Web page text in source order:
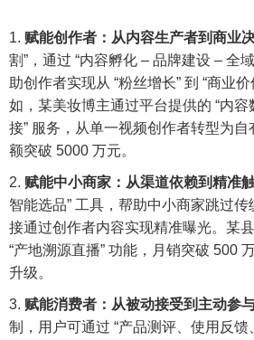
赋能创作者：从内容生产者到商业
割”，通过 “内容孵化 – 品牌建设 – 全
助创作者实现从 “粉丝增长” 到 “商业
如，某美妆博主通过平台提供的 “内
接” 服务，从单一视频创作者转型为
额突破 5000 万元。
赋能中小商家：从渠道依赖到精准
智能选品” 工具，帮助中小商家跳过
接通过创作者内容实现精准曝光。某
“产地溯源直播” 功能，月销突破 500
升级。
赋能消费者：从被动接受到主动参
制，用户可通过 “产品测评、使用反馈